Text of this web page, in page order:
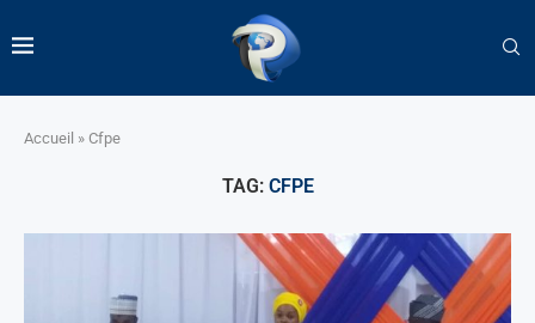
Accueil » Cfpe
TAG: CFPE